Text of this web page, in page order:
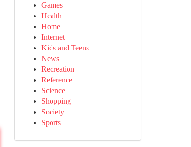
Games
Health
Home
Internet
Kids and Teens
News
Recreation
Reference
Science
Shopping
Society
Sports